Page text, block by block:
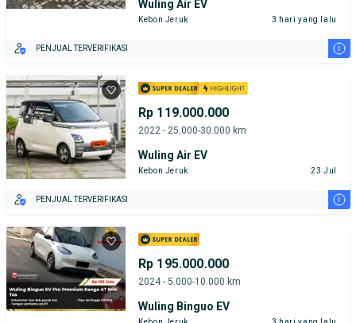
Wuling Air EV
Kebon Jeruk 3 hari yang lalu
PENJUAL TERVERIFIKASI i
Rp 119.000.000
2022 - 25.000-30.000 km
Wuling Air EV
Kebon Jeruk 23 Jul
PENJUAL TERVERIFIKASI i
Rp 195.000.000
2024 - 5.000-10.000 km
Wuling Binguo EV